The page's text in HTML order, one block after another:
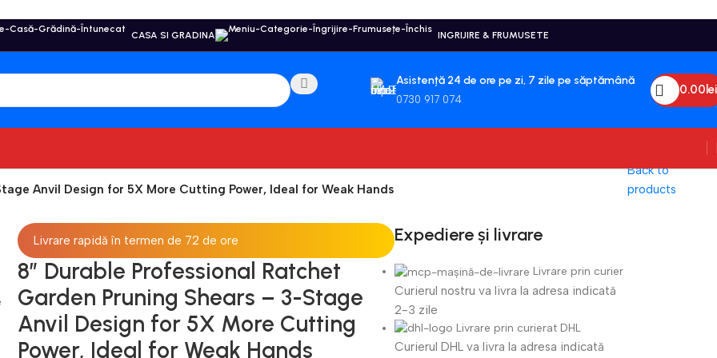
CASA SI GRADINA INGRIJIRE & FRUMUSETE
Asistență 24 de ore pe zi, 7 zile pe săptămână
0730 917 074
0.00 Lei
Anvil Design for 5X More Cutting Power, Ideal for Weak Hands
Back to
products
Livrare rapidă în termen de 72 de ore
8″ Durable Professional Ratchet
Garden Pruning Shears – 3-Stage
Anvil Design for 5X More Cutting
Power, Ideal for Weak Hands
Expediere și livrare
Livrare prin curier
Curierul nostru va livra la adresa indicată
2-3 zile
Livrare prin curierat DHL
Curierul DHL va livra la adresa indicată